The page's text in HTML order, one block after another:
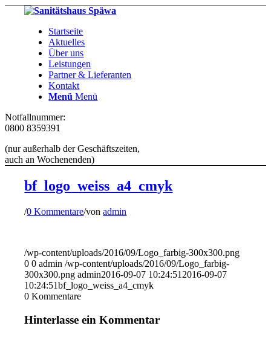
Startseite
Aktuelles
Über uns
Leistungen
Partner & Lieferanten
Kontakt
Menü Menü
Notfallnummer:
0800 8359391
(nur außerhalb der Geschäftszeiten,
auch an Wochenenden)
bf_logo_weiss_a4_cmyk
/0 Kommentare/vonadmin
/wp-content/uploads/2016/09/Logo_farbig-300x300.png
0 0 admin /wp-content/uploads/2016/09/Logo_farbig-
300x300.png admin2016-09-07 10:24:51 2016-09-07
10:24:51bf_logo_weiss_a4_cmyk
0 Kommentare
Hinterlasse ein Kommentar